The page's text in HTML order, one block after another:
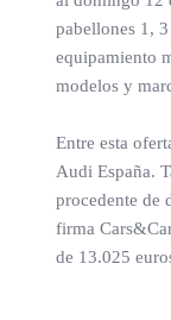
pabellones 1,
equipamiento
modelos y
Entre esta
Audi España.
procedente de
firma
de 13.025